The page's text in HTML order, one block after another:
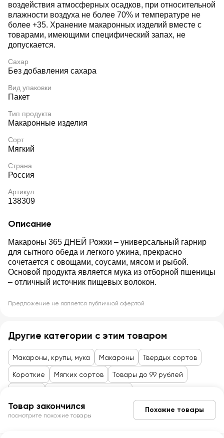
воздействия атмосферных осадков, при относительной
влажности воздуха не более 70% и температуре не
более +35. Хранение макаронных изделий вместе с
товарами, имеющими специфический запах, не
допускается.
Сахар
Без добавления сахара
Вид упаковки
Пакет
Тип продукта
Макаронные изделия
Сорт
Мягкий
Страна
Россия
Артикул
138309
Описание
Макароны 365 ДНЕЙ Рожки – универсальный гарнир
для сытного обеда и легкого ужина, прекрасно
сочетается с овощами, соусами, мясом и рыбой.
Основой продукта является мука из отборной пшеницы
– отличный источник пищевых волокон.
Предложение не является публичной офертой
Другие категории с этим товаром
Макароны, крупы, мука Макароны Твердых сортов
Короткие Мягких сортов Товары до 99 рублей
Товар закончился
посмотрите похожие товары
Похожие товары